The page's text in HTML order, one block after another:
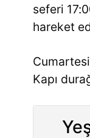
seferi
hareket
Kapı